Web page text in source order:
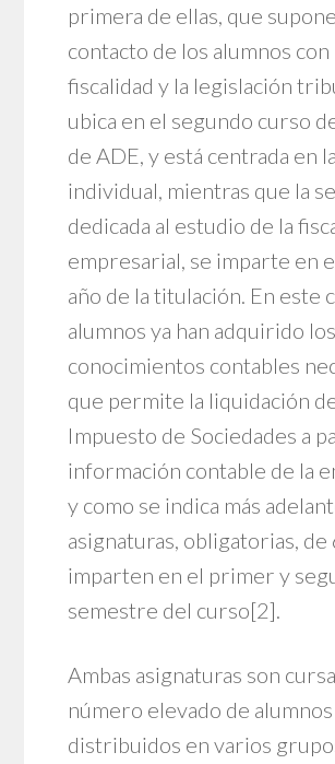
primera de ellas, que
contacto de los alumnos con
fiscalidad y la legislación
ubica en el segundo curso
de ADE, y está centrada en
individual, mientras que la
dedicada al estudio de la
empresarial, se imparte en
año de la titulación. En este
alumnos ya han adquirido los
conocimientos contables
que permite la liquidación
Impuesto de Sociedades a
información contable de la
y como se indica más
asignaturas, obligatorias, de
imparten en el primer y
semestre del curso[2]
Ambas asignaturas son
número elevado de alumnos
distribuidos en varios